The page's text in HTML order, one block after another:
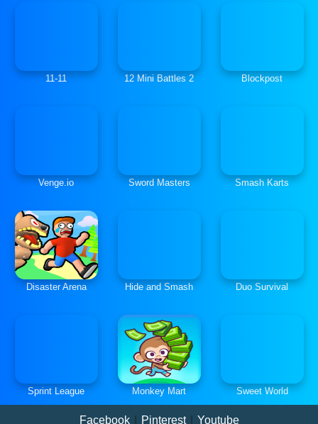
11-11 12 Mini Battles 2 Blockpost
Venge.io Sword Masters Smash Karts
Disaster Arena Hide and Smash Duo Survival
Sprint League Monkey Mart Sweet World
Facebook Pinterest Youtube